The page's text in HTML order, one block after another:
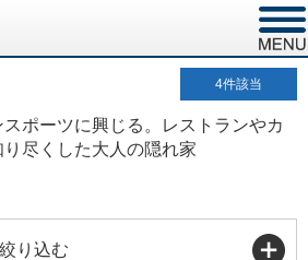
4件該当
ポーツに興じる。レストランやカ
尽くした大人の隠れ家
り込む